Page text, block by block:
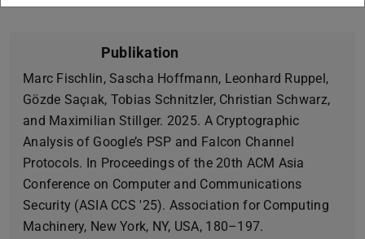
Publikation
Marc Fischlin, Sascha Hoffmann, Leonhard Ruppel,
Gözde Saçıak, Tobias Schnitzler, Christian Schwarz,
and Maximilian Stillger. 2025. A Cryptographic
Analysis of Google’s PSP and Falcon Channel
Protocols. In Proceedings of the 20th ACM Asia
Conference on Computer and Communications
Security (ASIA CCS '25). Association for Computing
Machinery, New York, NY, USA, 180–197.